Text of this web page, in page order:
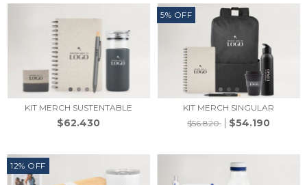
KIT MERCH SUSTENTABLE
$62.430
5% OFF
KIT MERCH SINGULAR
$56.820
$54.190
12% OFF